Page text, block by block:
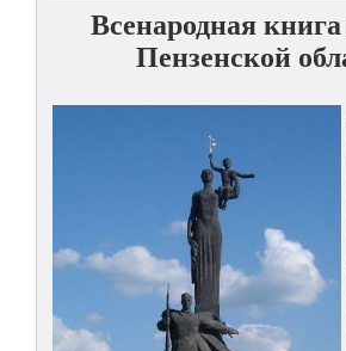
Всенародная
Пензенской